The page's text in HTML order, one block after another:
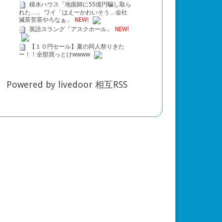
作品初参戦で毎回３分程でクリストファ
積水ハウス「地面師に55億円騙し取ら
れた…」 ワイ「はえーかわいそう…会社
滅茶苦茶やろなぁ」
NEW!
英語スラング「アスクホール」
NEW!
【１０円セール】夏の同人祭りきた
ー！！全部買っとけwwww
Powered by livedoor 相互RSS